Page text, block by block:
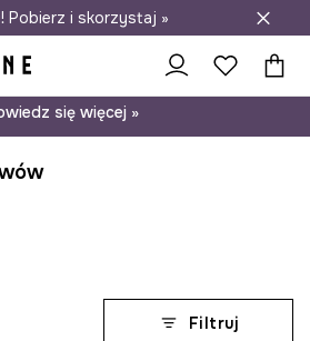
dostawa do salonów
Pobierz i skorzystaj »
się więcej »
Filtruj